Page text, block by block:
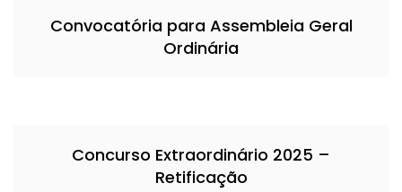
Convocatória para Assembleia Geral
Ordinária
Concurso Extraordinário 2025 –
Retificação